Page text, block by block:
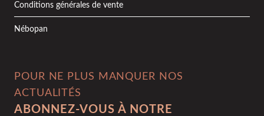
Conditions générales de vente
Nébopan
POUR NE PLUS MANQUER NOS
ACTUALITÉS
ABONNEZ-VOUS À NOTRE